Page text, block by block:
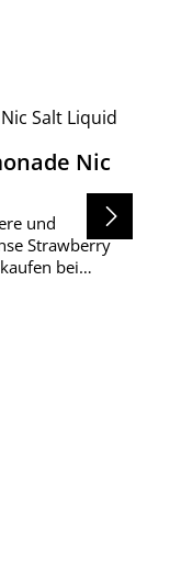
Nic
und
Strawberry
bei